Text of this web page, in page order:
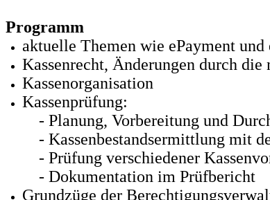
Programm
aktuelle Themen wie ePayment und
Kassenrecht, Änderungen durch
Kassenorganisation
Kassenprüfung:
- Planung, Vorbereitung und
- Kassenbestandsermittlung mit
- Prüfung verschiedener
- Dokumentation im Prüfbericht
Grundzüge der